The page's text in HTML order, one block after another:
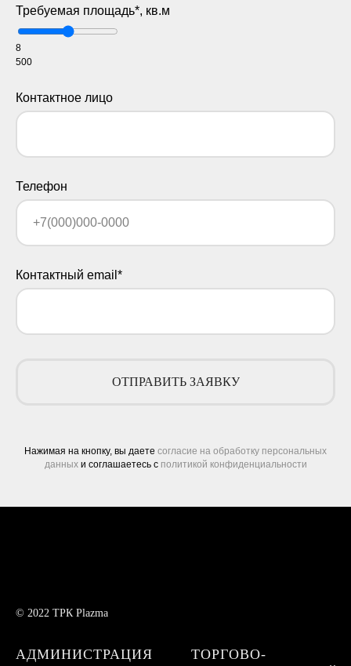
Требуемая площадь*, кв.м
8
500
Контактное лицо
Телефон
Контактный email*
ОТПРАВИТЬ ЗАЯВКУ
Нажимая на кнопку, вы даете согласие на обработку персональных
данныхи соглашаетесь c политикой конфиденциальности
© 2022 ТРК Plazma
АДМИНИСТРАЦИЯ
ТОРГОВО-